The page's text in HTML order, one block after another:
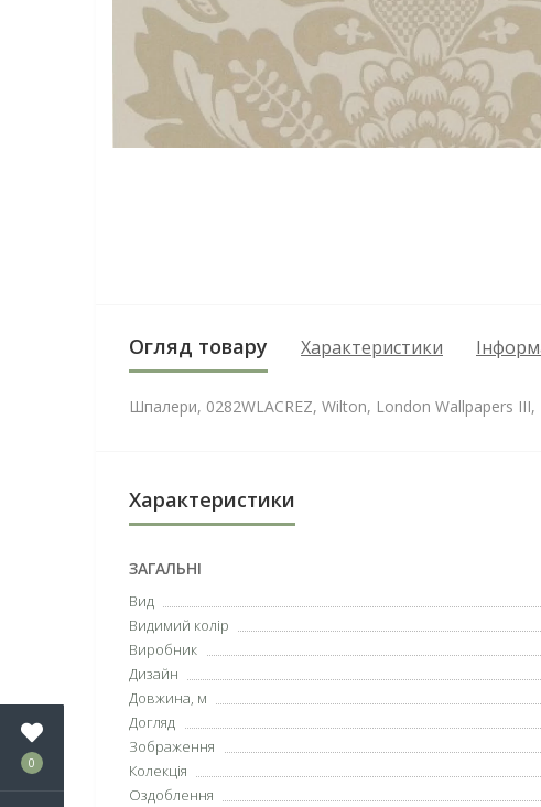
0
Огляд товару Характеристики
Шпалери, 0282WLACREZ, Wilton, London Wallpapers III,
Характеристики
ЗАГАЛЬНІ
Вид
Видимий колір
Виробник
Дизайн
Довжина, м
Догляд
Зображення
Колекція
Оздоблення